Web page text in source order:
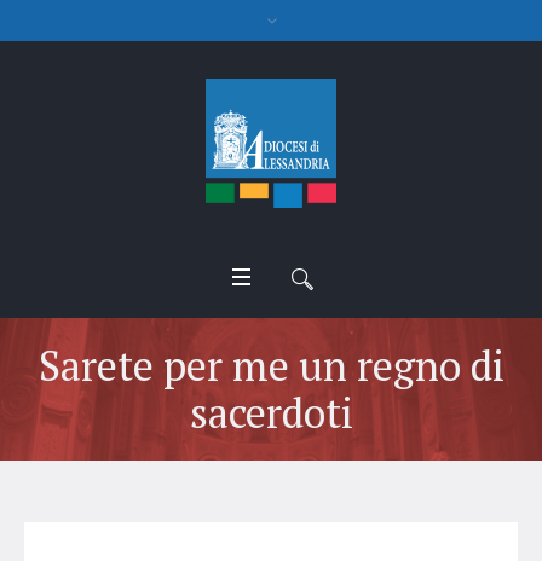
Sarete per me un regno di
sacerdoti